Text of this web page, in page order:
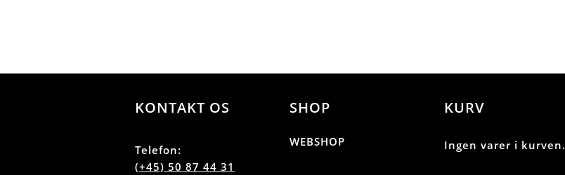
KONTAKT OS
Telefon:
(+45) 50 87 44 31
SHOP
WEBSHOP
KURV
Ingen varer i kurven.